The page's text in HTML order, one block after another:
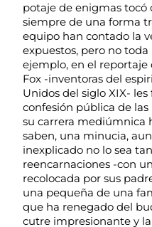
potaje de enigmas tocó
siempre de una forma
equipo han contado la
expuestos, pero no
ejemplo, en el reportaje
Fox -inventoras del
Unidos del siglo XIX-
confesión pública de
su carrera mediúmnica
saben, una minucia,
inexplicado no lo sea
reencarnaciones -con
recolocada por sus
una pequeña de una
que ha renegado del
cutre impresionante y